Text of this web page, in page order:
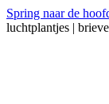
Spring naar de
luchtplantjes |